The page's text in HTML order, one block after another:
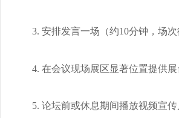
3. 安排发言一场（约10分钟，场次
4. 在会议现场展区显著位置提供展
5. 论坛前或休息期间播放视频宣传